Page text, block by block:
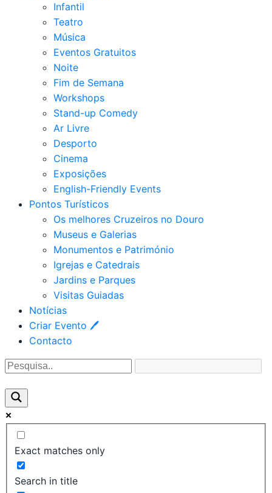
Infantil
Teatro
Música
Eventos Gratuitos
Noite
Fim de Semana
Workshops
Stand-up Comedy
Ar Livre
Desporto
Cinema
Exposições
English-Friendly Events
Pontos Turísticos
Os melhores Cruzeiros no Douro​
Museus e Galerias
Monumentos e Património
Igrejas e Catedrais
Jardins e Parques
Visitas Guiadas
Notícias
Criar Evento 🖊
Contacto
Exact matches only
Search in title